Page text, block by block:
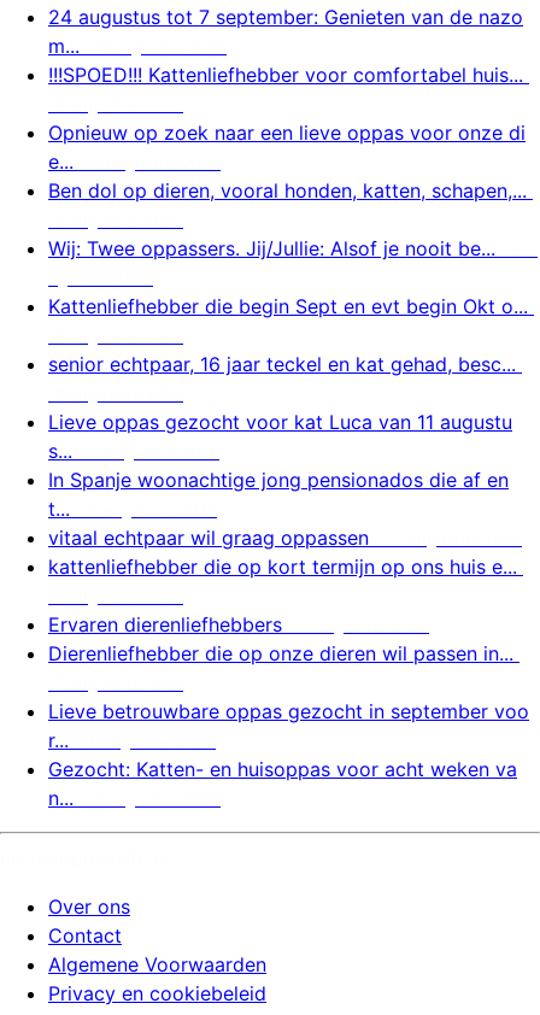
24 augustus tot 7 september: Genieten van de nazo
m...
!!!SPOED!!! Kattenliefhebber voor comfortabel huis...
Opnieuw op zoek naar een lieve oppas voor onze di
e...
Ben dol op dieren, vooral honden, katten, schapen,...
Wij: Twee oppassers. Jij/Jullie: Alsof je nooit be...
Kattenliefhebber die begin Sept en evt begin Okt o...
senior echtpaar, 16 jaar teckel en kat gehad, besc...
Lieve oppas gezocht voor kat Luca van 11 augustu
s...
In Spanje woonachtige jong pensionados die af en
t...
vitaal echtpaar wil graag oppassen
kattenliefhebber die op kort termijn op ons huis e...
Ervaren dierenliefhebbers
Dierenliefhebber die op onze dieren wil passen in...
Lieve betrouwbare oppas gezocht in september voo
r...
Gezocht: Katten- en huisoppas voor acht weken va
n...
Over ons
Contact
Algemene Voorwaarden
Privacy en cookiebeleid